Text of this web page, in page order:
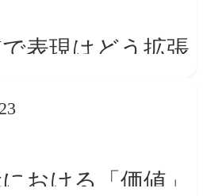
表現はどう拡張
AI時代の「プロ
おける「価値」